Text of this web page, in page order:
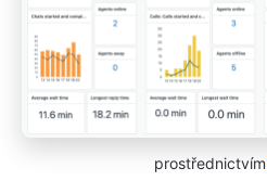
prostřednictvím